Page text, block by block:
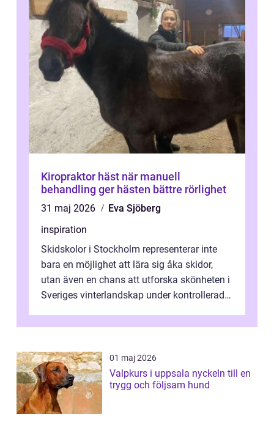
Kiropraktor häst när manuell
behandling ger hästen bättre rörlighet
31 maj 2026
Eva Sjöberg
inspiration
Skidskolor i Stockholm representerar inte
bara en möjlighet att lära sig åka skidor,
utan även en chans att utforska skönheten i
Sveriges vinterlandskap under kontrollerade
01 maj 2026
Valpkurs i uppsala nyckeln till en
trygg och följsam hund